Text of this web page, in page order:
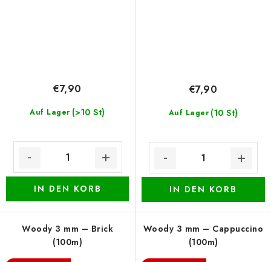
Auf Lager (>10 St)
€7,90
IN DEN KORB
Auf Lager (10 St)
€7,90
IN DEN KORB
Woody 3 mm – Brick
(100m)
Woody 3 mm – Cappuccino
(100m)